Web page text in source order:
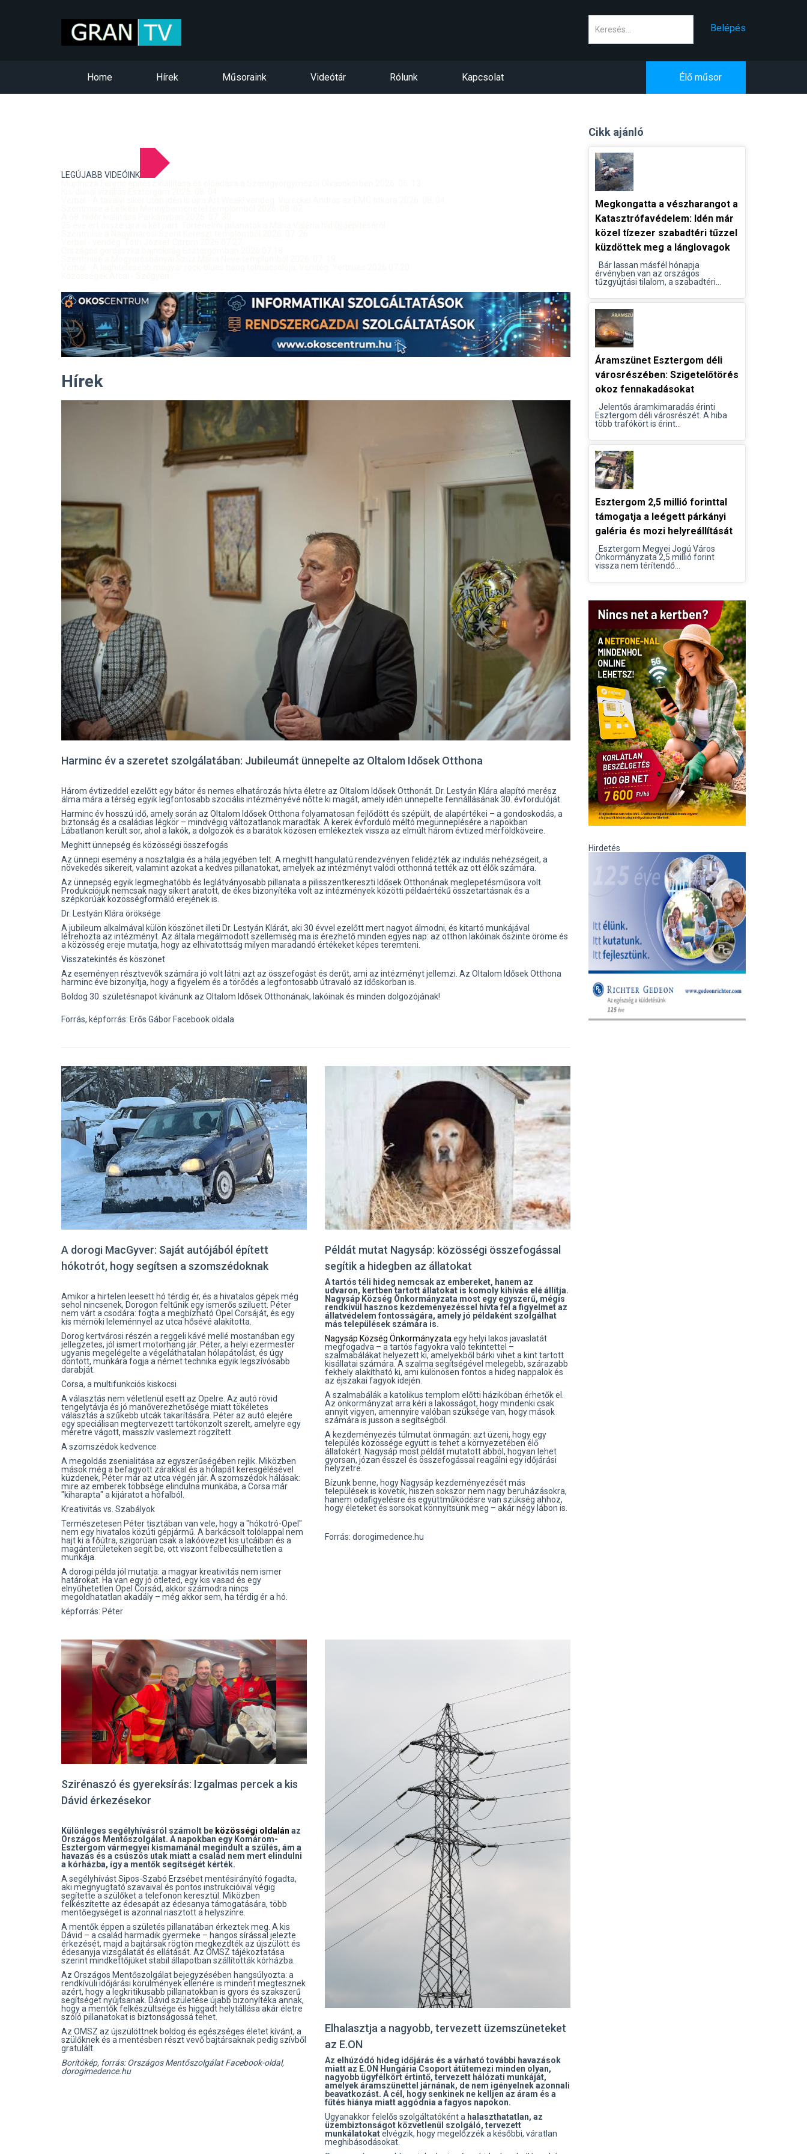
Belépés
Home Hírek Műsoraink Videótár Rólunk Kapcsolat Élő műsor
LEGÚJABB VIDEÓINK
Hírek
Harminc év a szeretet szolgálatában: Jubileumát ünnepelte az Oltalom Idősek Otthona
Három évtizeddel ezelőtt egy bátor és nemes elhatározás hívta életre az Oltalom Idősek Otthonát. Dr. Lestyán Klára alapító merész
álma mára a térség egyik legfontosabb szociális intézményévé nőtte ki magát, amely idén ünnepelte fennállásának 30. évfordulóját.
Harminc év hosszú idő, amely során az Oltalom Idősek Otthona folyamatosan fejlődött és szépült, de alapértékei – a gondoskodás, a
biztonság és a családias légkör – mindvégig változatlanok maradtak. A kerek évforduló méltó megünneplésére a napokban
Lábatlanon került sor, ahol a lakók, a dolgozók és a barátok közösen emlékeztek vissza az elmúlt három évtized mérföldköveire.
Meghitt ünnepség és közösségi összefogás
Az ünnepi esemény a nosztalgia és a hála jegyében telt. A meghitt hangulatú rendezvényen felidézték az indulás nehézségeit, a
növekedés sikereit, valamint azokat a kedves pillanatokat, amelyek az intézményt valódi otthonná tették az ott élők számára.
Az ünnepség egyik legmeghatóbb és leglátványosabb pillanata a pilisszentkereszti Idősek Otthonának meglepetésműsora volt.
Produkciójuk nemcsak nagy sikert aratott, de ékes bizonyítéka volt az intézmények közötti példaértékű összetartásnak és a
szépkorúak közösségformáló erejének is.
Dr. Lestyán Klára öröksége
A jubileum alkalmával külön köszönet illeti Dr. Lestyán Klárát, aki 30 évvel ezelőtt mert nagyot álmodni, és kitartó munkájával
létrehozta az intézményt. Az általa megálmodott szellemiség ma is érezhető minden egyes nap: az otthon lakóinak őszinte öröme és
a közösség ereje mutatja, hogy az elhivatottság milyen maradandó értékeket képes teremteni.
Visszatekintés és köszönet
Az eseményen résztvevők számára jó volt látni azt az összefogást és derűt, ami az intézményt jellemzi. Az Oltalom Idősek Otthona
harminc éve bizonyítja, hogy a figyelem és a törődés a legfontosabb útravaló az időskorban is.
Boldog 30. születésnapot kívánunk az Oltalom Idősek Otthonának, lakóinak és minden dolgozójának!
Forrás, képforrás: Erős Gábor Facebook oldala
A dorogi MacGyver: Saját autójából épített
hókotrót, hogy segítsen a szomszédoknak
Amikor a hirtelen leesett hó térdig ér, és a hivatalos gépek még
sehol nincsenek, Dorogon feltűnik egy ismerős sziluett. Péter
nem várt a csodára: fogta a megbízható Opel Corsáját, és egy
kis mérnöki leleménnyel az utca hősévé alakította.
Dorog kertvárosi részén a reggeli kávé mellé mostanában egy
jellegzetes, jól ismert motorhang jár. Péter, a helyi ezermester
ugyanis megelégelte a végeláthatalan hólapátolást, és úgy
döntött, munkára fogja a német technika egyik legszívósabb
darabját.
Corsa, a multifunkciós kiskocsi
A választás nem véletlenül esett az Opelre. Az autó rövid
tengelytávja és jó manőverezhetősége miatt tökéletes
választás a szűkebb utcák takarítására. Péter az autó elejére
egy speciálisan megtervezett tartókonzolt szerelt, amelyre egy
méretre vágott, masszív vaslemezt rögzített.
A szomszédok kedvence
A megoldás zsenialitása az egyszerűségében rejlik. Miközben
mások még a befagyott zárakkal és a hólapát keresgélésével
küzdenek, Péter már az utca végén jár. A szomszédok hálásak:
mire az emberek többsége elindulna munkába, a Corsa már
"kiharapta" a kijáratot a hófalból.
Kreativitás vs. Szabályok
Természetesen Péter tisztában van vele, hogy a "hókotró-Opel"
nem egy hivatalos közúti gépjármű. A barkácsolt tolólappal nem
hajt ki a főútra, szigorúan csak a lakóövezet kis utcáiban és a
magánterületeken segít be, ott viszont felbecsülhetetlen a
munkája.
A dorogi példa jól mutatja: a magyar kreativitás nem ismer
határokat. Ha van egy jó ötleted, egy kis vasad és egy
elnyűhetetlen Opel Corsád, akkor számodra nincs
megoldhatatlan akadály – még akkor sem, ha térdig ér a hó.
képforrás: Péter
Példát mutat Nagysáp: közösségi összefogással
segítik a hidegben az állatokat
A tartós téli hideg nemcsak az embereket, hanem az
udvaron, kertben tartott állatokat is komoly kihívás elé állítja.
Nagysáp Község Önkormányzata most egy egyszerű, mégis
rendkívül hasznos kezdeményezéssel hívta fel a figyelmet az
állatvédelem fontosságára, amely jó példaként szolgálhat
más települések számára is.
Nagysáp Község Önkormányzata egy helyi lakos javaslatát
megfogadva – a tartós fagyokra való tekintettel –
szalmabálákat helyezett ki, amelyekből bárki vihet a kint tartott
kisállatai számára. A szalma segítségével melegebb, szárazabb
fekhely alakítható ki, ami különösen fontos a hideg nappalok és
az éjszakai fagyok idején.
A szalmabálák a katolikus templom előtti házikóban érhetők el.
Az önkormányzat arra kéri a lakosságot, hogy mindenki csak
annyit vigyen, amennyire valóban szüksége van, hogy mások
számára is jusson a segítségből.
A kezdeményezés túlmutat önmagán: azt üzeni, hogy egy
település közössége együtt is tehet a környezetében élő
állatokért. Nagysáp most példát mutatott abból, hogyan lehet
gyorsan, józan ésszel és összefogással reagálni egy időjárási
helyzetre.
Bízunk benne, hogy Nagysáp kezdeményezését más
települések is követik, hiszen sokszor nem nagy beruházásokra,
hanem odafigyelésre és együttműködésre van szükség ahhoz,
hogy életeket és sorsokat könnyítsünk meg – akár négy lábon is.
Forrás: dorogimedence.hu
Szirénaszó és gyereksírás: Izgalmas percek a kis
Dávid érkezésekor
Különleges segélyhívásról számolt be közösségi oldalán az
Országos Mentőszolgálat. A napokban egy Komárom-
Esztergom vármegyei kismamánál megindult a szülés, ám a
havazás és a csúszós utak miatt a család nem mert elindulni
a kórházba, így a mentők segítségét kérték.
A segélyhívást Sipos-Szabó Erzsébet mentésirányító fogadta,
aki megnyugtató szavaival és pontos instrukcióival végig
segítette a szülőket a telefonon keresztül. Miközben
felkészítette az édesapát az édesanya támogatására, több
mentőegységet is azonnal riasztott a helyszínre.
A mentők éppen a születés pillanatában érkeztek meg. A kis
Dávid – a család harmadik gyermeke – hangos sírással jelezte
érkezését, majd a bajtársak rögtön megkezdték az újszülött és
édesanyja vizsgálatát és ellátását. Az OMSZ tájékoztatása
szerint mindkettőjüket stabil állapotban szállították kórházba.
Az Országos Mentőszolgálat bejegyzésében hangsúlyozta: a
rendkívüli időjárási körülmények ellenére is mindent megtesznek
azért, hogy a legkritikusabb pillanatokban is gyors és szakszerű
segítséget nyújtsanak. Dávid születése újabb bizonyítéka annak,
hogy a mentők felkészültsége és higgadt helytállása akár életre
szóló pillanatokat is biztonságossá tehet.
Az OMSZ az újszülöttnek boldog és egészséges életet kívánt, a
szülőknek és a mentésben részt vevő bajtársaknak pedig szívből
gratulált.
Borítókép, forrás: Országos Mentőszolgálat Facebook-oldal,
dorogimedence.hu
Elhalasztja a nagyobb, tervezett üzemszüneteket
az E.ON
Az elhúzódó hideg időjárás és a várható további havazások
miatt az E.ON Hungária Csoport átütemezi minden olyan,
nagyobb ügyfélkört értintő, tervezett hálózati munkáját,
amelyek áramszünettel járnának, de nem igényelnek azonnali
beavatkozást. A cél, hogy senkinek ne kelljen az áram és a
fűtés hiánya miatt aggódnia a fagyos napokon.
Ugyanakkor felelős szolgáltatóként a halaszthatatlan, az
üzembiztonságot közvetlenül szolgáló, tervezett
munkálatokatelvégzik, hogy megelőzzék a későbbi, váratlan
meghibásodásokat.
Cikk ajánló
Megkongatta a vészharangot a
Katasztrófavédelem: Idén már
közel tízezer szabadtéri tűzzel
küzdöttek meg a lánglovagok
Bár lassan másfél hónapja
érvényben van az országos
tűzgyújtási tilalom, a szabadtéri...
Áramszünet Esztergom déli
városrészében: Szigetelőtörés
okoz fennakadásokat
Jelentős áramkimaradás érinti
Esztergom déli városrészét. A hiba
több trafókört is érint...
Esztergom 2,5 millió forinttal
támogatja a leégett párkányi
galéria és mozi helyreállítását
Esztergom Megyei Jogú Város
Önkormányzata 2,5 millió forint
vissza nem térítendő...
Hirdetés